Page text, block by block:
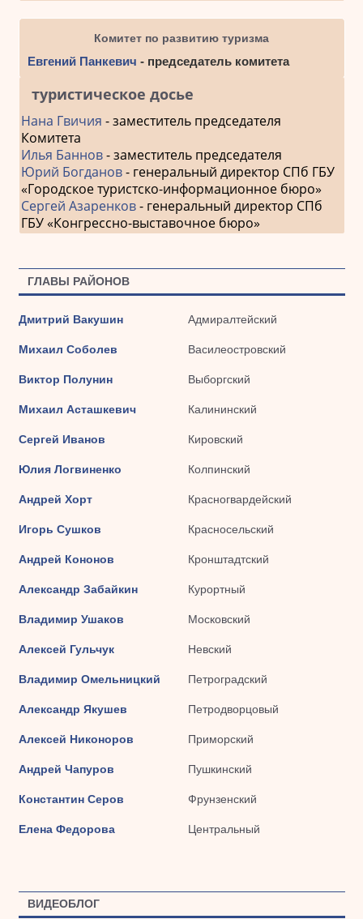
Комитет по развитию туризма
Евгений Панкевич - председатель комитета
туристическое досье
Нана Гвичия - заместитель председателя
Комитета
Илья Баннов- заместитель председателя
Юрий Богданов- генеральный директор СПб ГБУ
«Городское туристско-информационное бюро»
Сергей Азаренков- генеральный директор СПб
ГБУ «Конгрессно-выставочное бюро»
ГЛАВЫ РАЙОНОВ
Дмитрий Вакушин Адмиралтейский
Михаил Соболев Василеостровский
Виктор Полунин Выборгский
Михаил Асташкевич Калининский
Сергей Иванов Кировский
Юлия Логвиненко Колпинский
Андрей Хорт Красногвардейский
Игорь Сушков Красносельский
Андрей Кононов Кронштадтский
Александр Забайкин Курортный
Владимир Ушаков Московский
Алексей Гульчук Невский
Владимир Омельницкий Петроградский
Александр Якушев Петродворцовый
Алексей Никоноров Приморский
Андрей Чапуров Пушкинский
Константин Серов Фрунзенский
Елена Федорова Центральный
ВИДЕОБЛОГ